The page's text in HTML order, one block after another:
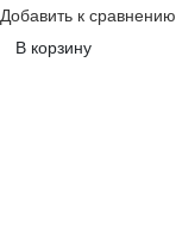
Добавить к сравнению
В корзину